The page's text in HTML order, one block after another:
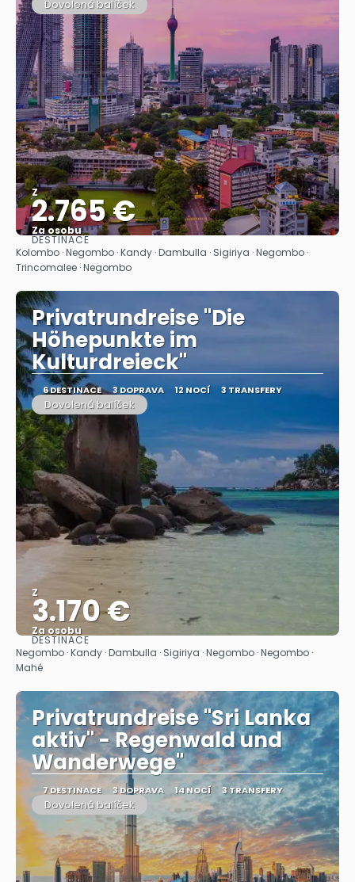
Dovolená balíček
Z
2.765 €
Za osobu
Zobrazit
DESTINACE
Kolombo · Negombo · Kandy · Dambulla · Sigiriya · Negombo ·
Trincomalee · Negombo
Privatrundreise "Die
Höhepunkte im
Kulturdreieck"
6 DESTINACE 3 DOPRAVA 12 NOCÍ 3 TRANSFERY
Dovolená balíček
Z
3.170 €
Za osobu
Zobrazit
DESTINACE
Negombo · Kandy · Dambulla · Sigiriya · Negombo · Negombo ·
Mahé
Privatrundreise "Sri Lanka
aktiv" - Regenwald und
Wanderwege"
7 DESTINACE 3 DOPRAVA 14 NOCÍ 3 TRANSFERY
Dovolená balíček